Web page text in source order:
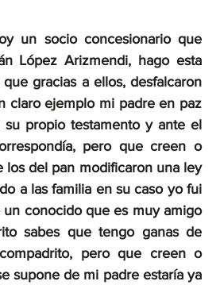
un socio concesionario que
López Arizmendi, hago esta
gracias a ellos, desfalcaron
claro ejemplo mi padre en paz
propio testamento y ante el
pero que creen o
los del pan modificaron una ley
a las familia en su caso yo fui
conocido que es muy amigo
sabes que tengo ganas de
pero que creen o
supone de mi padre estaría ya